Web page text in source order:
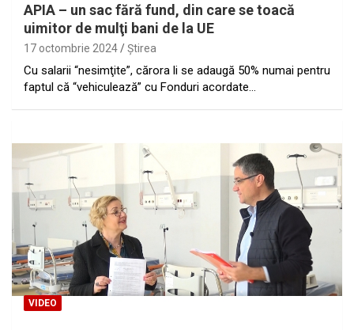
APIA – un sac fără fund, din care se toacă
uimitor de mulţi bani de la UE
17 octombrie 2024 Ştirea
Cu salarii “nesimţite”, cărora li se adaugă 50% numai pentru
faptul că “vehiculează” cu Fonduri acordate…
VIDEO